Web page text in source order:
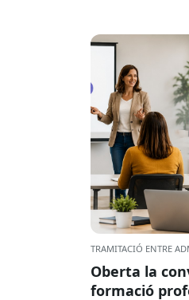
TRAMITACIÓ ENTRE
Oberta la
formació